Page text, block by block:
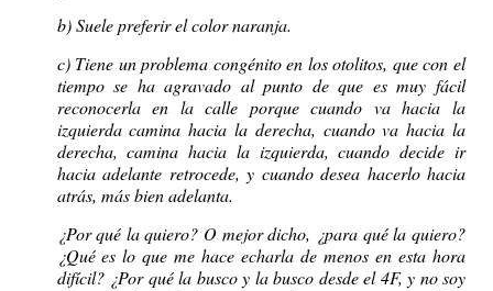
b) Suele preferir el color naranja.
c) Tiene un problema congénito en los otolitos, que con el
tiempo se ha agravado al punto de que es muy fácil
reconocerla en la calle porque cuando va hacia la
izquierda camina hacia la derecha, cuando va hacia la
derecha, camina hacia la izquierda, cuando decide ir
hacia adelante retrocede, y cuando desea hacerlo hacia
atrás, más bien adelanta.
¿Por qué la quiero? O mejor dicho, ¿para qué la quiero?
¿Qué es lo que me hace echarla de menos en esta hora
difícil? ¿Por qué la busco y la busco desde el 4F, y no soy